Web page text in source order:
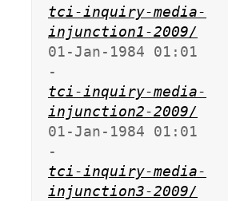
tci-inquiry-media-
injunction1-2009/
01-Jan-1984 01:01
tci-inquiry-media-
injunction2-2009/
01-Jan-1984 01:01
tci-inquiry-media-
injunction3-2009/